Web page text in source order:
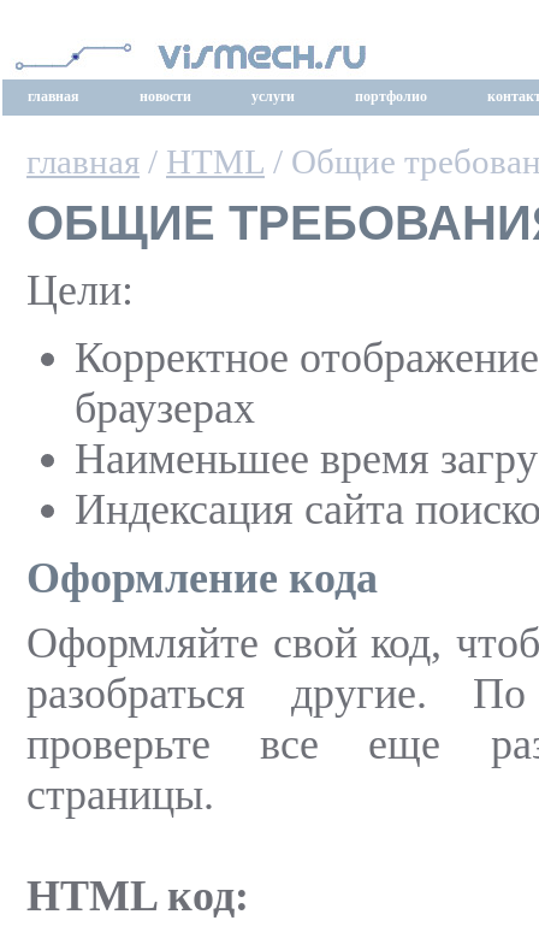
главная новости услуги портфолио
главная / HTML / Общие
ОБЩИЕ
Цели:
Корректное
браузерах
Наименьшее время
Индексация сайта
Оформление кода
Оформляйте свой код,
разобраться другие.
проверьте все еще
страницы.
HTMLкод: